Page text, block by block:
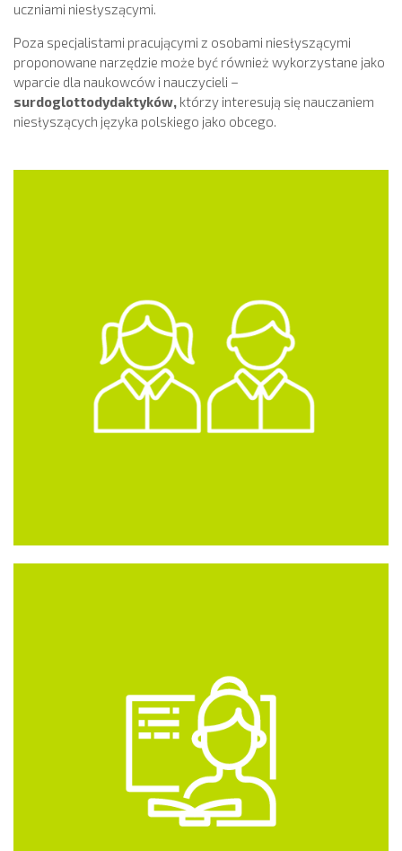
uczniami niesłyszącymi.
Poza specjalistami pracującymi z osobami niesłyszącymi
proponowane narzędzie może być również wykorzystane jako
wparcie dla naukowców i nauczycieli –
surdoglottodydaktyków, którzy interesują się nauczaniem
niesłyszących języka polskiego jako obcego.